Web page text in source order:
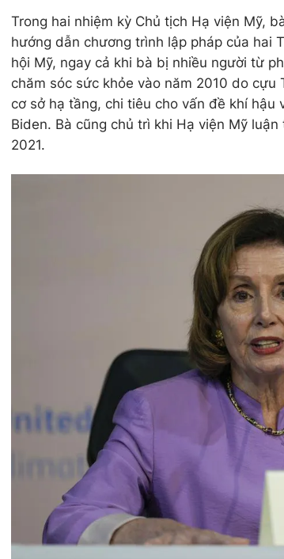
Trong hai nhiệm kỳ Chủ tịch Hạ viện Mỹ,
hướng dẫn chương trình lập pháp của hai
hội Mỹ, ngay cả khi bà bị nhiều người từ
chăm sóc sức khỏe vào năm 2010 do cựu
cơ sở hạ tầng, chi tiêu cho vấn đề khí
Biden. Bà cũng chủ trì khi Hạ viện Mỹ
2021.